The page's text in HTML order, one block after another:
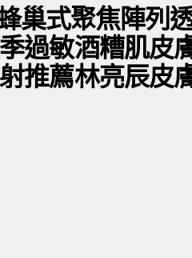
巢式聚焦陣列
過敏酒糟肌皮
推薦林亮辰皮